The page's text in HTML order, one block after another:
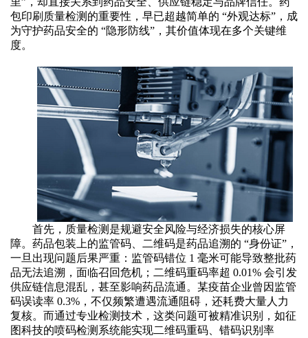
包印刷质量检测的重要性，早已超越简单的 “外观达标”，成
为守护药品安全的 “隐形防线”，其价值体现在多个关键维
度。
首先，质量检测是规避安全风险与经济损失的核心屏
障。药品包装上的监管码、二维码是药品追溯的 “身份证”，
一旦出现问题后果严重：监管码错位 1 毫米可能导致整批药
品无法追溯，面临召回危机；二维码重码率超 0.01% 会引发
供应链信息混乱，甚至影响药品流通。某疫苗企业曾因监管
码误读率 0.3%，不仅频繁遭遇流通阻碍，还耗费大量人力
复核。而通过专业检测技术，这类问题可被精准识别，如征
图科技的喷码检测系统能实现二维码重码、错码识别率